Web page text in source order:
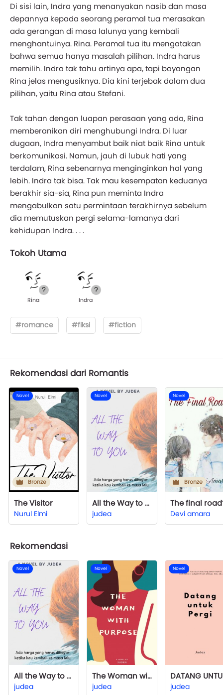
Di sisi lain, Indra yang menanyakan nasib dan masa
depannya kepada seorang peramal tua merasakan
ada gerangan di masa lalunya yang kembali
menghantuinya. Rina. Peramal tua itu mengatakan
bahwa semua hanya masalah pilihan. Indra harus
memilih. Indra tak tahu artinya apa, tapi bayangan
Rina jelas mengusiknya. Dia kini terjebak dalam dua
pilihan, yaitu Rina atau Stefani.
Tak tahan dengan luapan perasaan yang ada, Rina
memberanikan diri menghubungi Indra. Di luar
dugaan, Indra menyambut baik niat baik Rina untuk
berkomunikasi. Namun, jauh di lubuk hati yang
terdalam, Rina sebenarnya menginginkan hal yang
lebih. Indra tak bisa. Tak mau kesempatan keduanya
berakhir sia-sia, Rina pun meminta Indra
mengabulkan satu permintaan terakhirnya sebelum
dia memutuskan pergi selama-lamanya dari
kehidupan Indra. . . .
Tokoh Utama
Rina Indra
#romance #fiksi #fiction
Rekomendasi dari Romantis
Novel
Bronze
The Visitor
Nurul Elmi
Novel
All the Way to You
judea
Novel
Bronze
The final
Devi amara
Rekomendasi
Novel
All the Way to You
judea
Novel
The Woman with Purpose
judea
Novel
judea